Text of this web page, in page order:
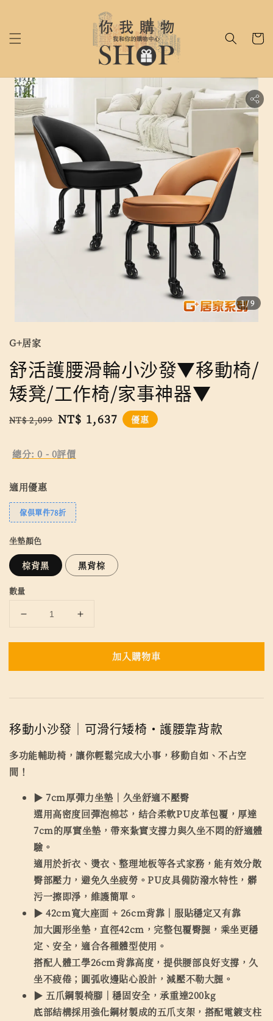
1/9
G+居家
舒活護腰滑輪小沙發▼移動椅/
矮凳/工作椅/家事神器▼
Regular
NT$ 2,099 Sale
NT$ 1,637 優惠
總分:0 - 0評價
適用優惠
傢俱單件78折
坐墊顏色
棕背黑 黑背棕
數量
加入購物車
移動小沙發｜可滑行矮椅・護腰靠背款
多功能輔助椅，讓你輕鬆完成大小事，移動自如、不占空
間！
▶ 7cm厚彈力坐墊｜久坐舒適不壓臀
選用高密度回彈泡棉芯，結合柔軟PU皮革包覆，厚達
7cm的厚實坐墊，帶來紮實支撐力與久坐不悶的舒適體
驗。
適用於折衣、燙衣、整理地板等各式家務，能有效分散
臀部壓力，避免久坐疲勞。PU皮具備防潑水特性，髒
污一擦即淨，維護簡單。
▶ 42cm寬大座面 + 26cm背靠｜服貼穩定又有靠
加大圓形坐墊，直徑42cm，完整包覆臀腿，乘坐更穩
定、安全，適合各種體型使用。
搭配人體工學26cm背靠高度，提供腰部良好支撐，久
坐不疲倦；圓弧收邊貼心設計，減壓不勒大腿。
▶ 五爪鋼製椅腳｜穩固安全，承重達200kg
底部結構採用強化鋼材製成的五爪支架，搭配電鍍支柱